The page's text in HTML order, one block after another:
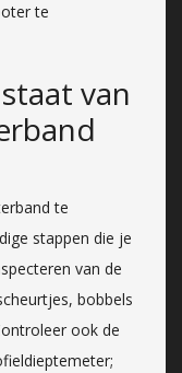
te
van
te
stappen die je
van de
bobbels
ook de